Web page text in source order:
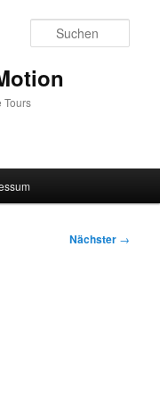
Tours
Nächster →